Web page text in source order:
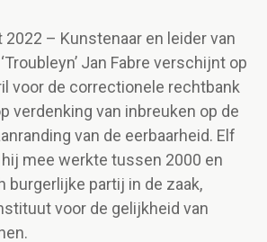
2022 – Kunstenaar en leider van
Jan Fabre verschijnt op
voor de correctionele rechtbank
verdenking van inbreuken op de
van de eerbaarheid. Elf
mee werkte tussen 2000 en
burgerlijke partij in de zaak,
voor de gelijkheid van